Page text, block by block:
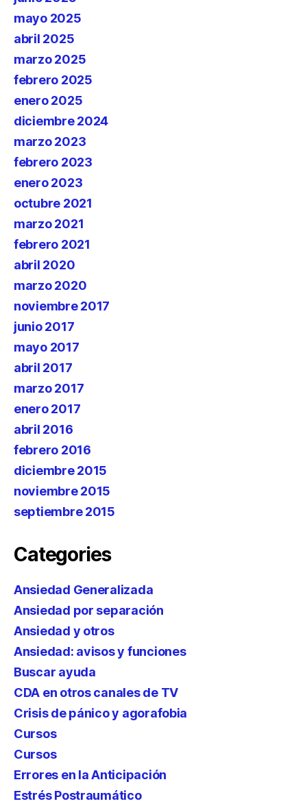
mayo 2025
abril 2025
marzo 2025
febrero 2025
enero 2025
diciembre 2024
marzo 2023
febrero 2023
enero 2023
octubre 2021
marzo 2021
febrero 2021
abril 2020
marzo 2020
noviembre 2017
junio 2017
mayo 2017
abril 2017
marzo 2017
enero 2017
abril 2016
febrero 2016
diciembre 2015
noviembre 2015
septiembre 2015
Categories
Ansiedad Generalizada
Ansiedad por separación
Ansiedad y otros
Ansiedad: avisos y funciones
Buscar ayuda
CDA en otros canales de TV
Crisis de pánico y agorafobia
Cursos
Cursos
Errores en la Anticipación
Estrés Postraumático